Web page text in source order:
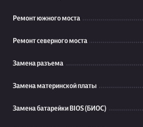
Ремонт южного моста
Ремонт северного моста
Замена разъема
Замена материнской платы
Замена батарейки BIOS (БИОС)